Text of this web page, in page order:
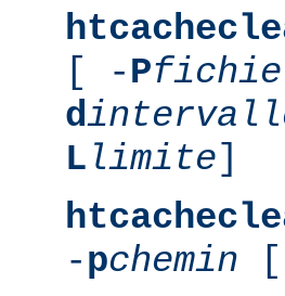
[ -P
d
L limite]
-pchemin